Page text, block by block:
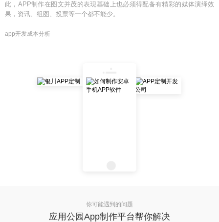
此，APP制作在图文并茂的表现基础上也必须得配备有精彩的媒体演绎效
果，资讯、组图、投票等一个都不能少。
app开发成本分析
你可能遇到的问题
应用公园App制作平台帮你解决